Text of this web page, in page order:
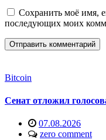
Сохранить моё имя,
последующих моих
Bitcoin
Сенат отложил
07.08.2026
zero comment